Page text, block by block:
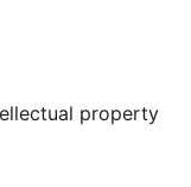
property